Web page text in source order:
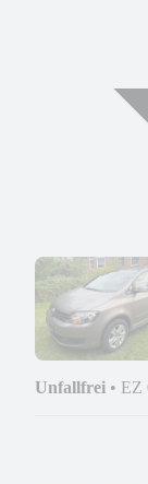
Unfallfrei • EZ